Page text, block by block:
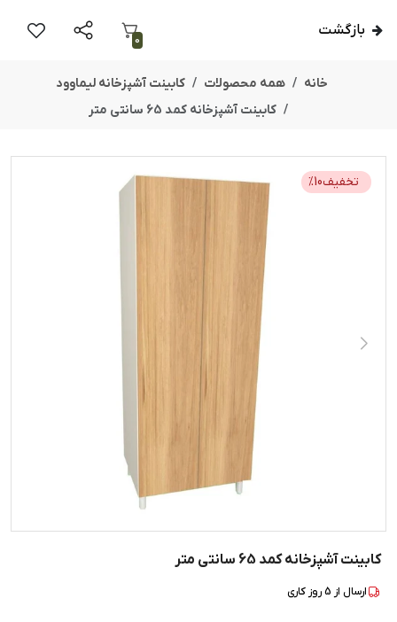
بازگشت
0
خانه همه محصولات
کابینت آشپزخانه لیماوود
کابینت آشپزخانه کمد 65 سانتی متر
تخفیف %10
کابینت آشپزخانه کمد 65 سانتی متر
ارسال از 5روز کاری